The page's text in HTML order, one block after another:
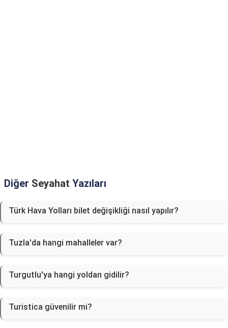
Diğer Seyahat Yazıları
Türk Hava Yolları bilet değişikliği nasıl yapılır?
Tuzla'da hangi mahalleler var?
Turgutlu'ya hangi yoldan gidilir?
Turistica güvenilir mi?